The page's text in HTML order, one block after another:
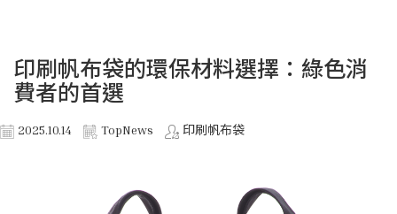
印刷帆布袋的環保材料選擇：綠色消
費者的首選
2025.10.14 TopNews 印刷帆布袋